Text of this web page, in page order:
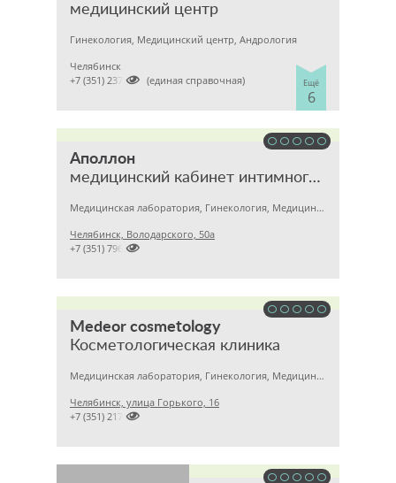
медицинский центр
Гинекология, Медицинский центр, Андрология
Ещё
6
Челябинск

+7 (351) 2370682 (единая справочная)
Аполлон
медицинский кабинет интимного здоровья
Медицинская лаборатория, Гинекология, Медицинский центр
Челябинск, Володарского, 50а

+7 (351) 7963215
Medeor cosmetology
Косметологическая клиника
Медицинская лаборатория, Гинекология, Медицинский центр
Челябинск, улица Горького, 16

+7 (351) 2170122